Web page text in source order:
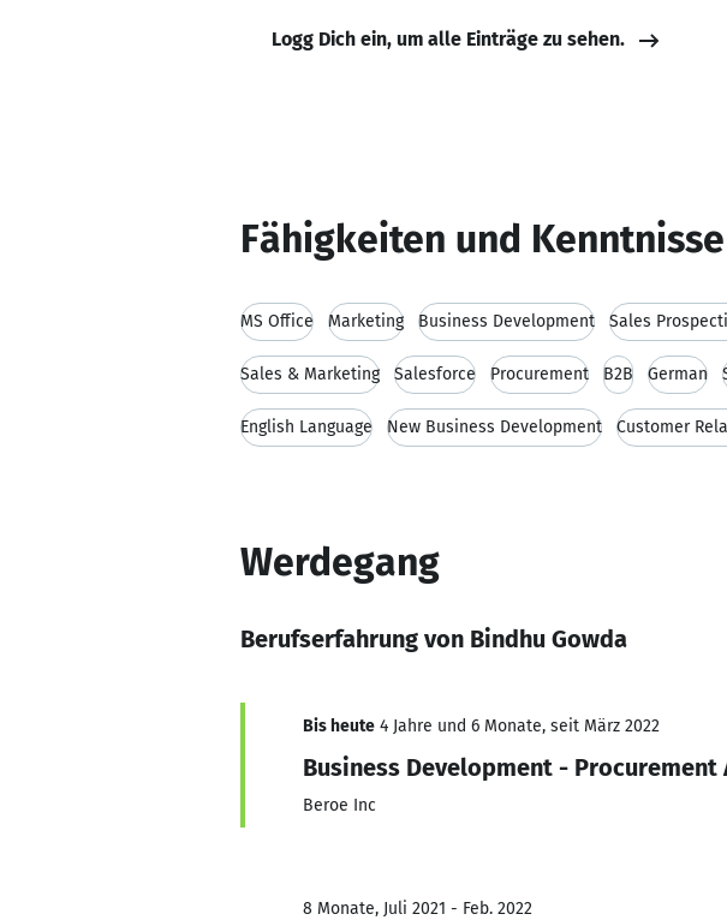
Logg Dich ein, um alle Einträge zu sehen.
Fähigkeiten und Kenntnisse
MS Office Marketing Business Development Sales
Sales & Marketing Salesforce Procurement B2B German
English Language New Business Development Customer
Werdegang
Berufserfahrung von Bindhu Gowda
Bis heute 4 Jahre und 6 Monate, seit März 2022
Business Development - Procurement
Beroe Inc
8 Monate, Juli 2021 - Feb. 2022